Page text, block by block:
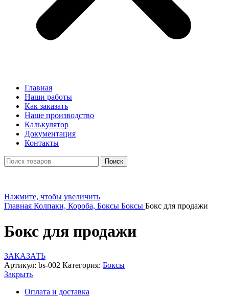
Главная
Наши работы
Как заказать
Наше производство
Калькулятор
Документация
Контакты
Поиск
Нажмите, чтобы увеличить
Главная Колпаки, Короба, Боксы Боксы Бокс для продажи
Бокс для продажи
ЗАКАЗАТЬ
Артикул: bs-002 Категория: Боксы
Закрыть
Оплата и доставка